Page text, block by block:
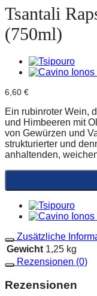
Tsantali
(750ml)
6,60 €
Ein rubinroter Wein,
und Himbeeren mit
von Gewürzen und
strukturierter und
anhaltenden,
Zusätzliche
Gewicht 1,25 kg
Rezensionen (0)
Rezensionen